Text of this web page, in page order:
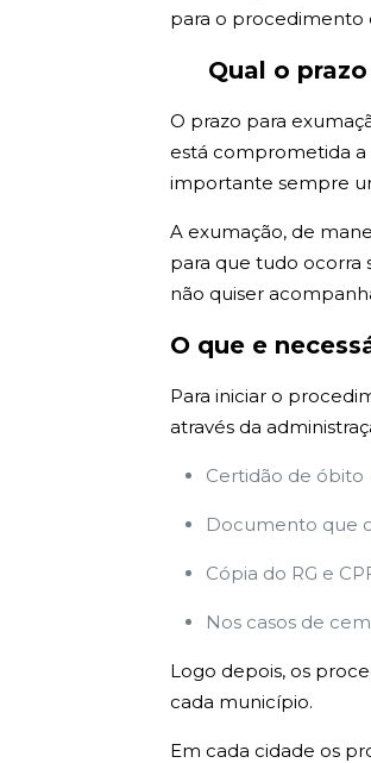
para o procedimento
Qual o
O prazo para
está comprometida a
importante sempre
A exumação, de
para que tudo ocorra
não quiser
O que e
Para iniciar o
através da
Certidão de óbito
Documento que
Cópia do RG e
Nos casos de
Logo depois, os
cada município.
Em cada cidade os